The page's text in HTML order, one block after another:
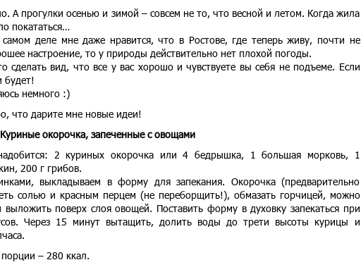
А прогулки осенью и зимой – совсем не то, что весной и летом. Когда жила
покататься…
деле мне даже нравится, что в Ростове, где теперь живу, почти не
настроение, то у природы действительно нет плохой погоды.
сделать вид, что все у вас хорошо и чувствуете вы себя не подъеме. Если
будет!
немного :)
что дарите мне новые идеи!
Куриные окорочка, запеченные с овощами
2 куриных окорочка или 4 бедрышка, 1 большая морковь, 1
200 г грибов.
выкладываем в форму для запекания. Окорочка (предварительно
солью и красным перцем (не переборщить!), обмазать горчицей, можно
выложить поверх слоя овощей. Поставить форму в духовку запекаться при
Через 15 минут вытащить, долить воды до трети высоты курицы и
– 280 ккал.